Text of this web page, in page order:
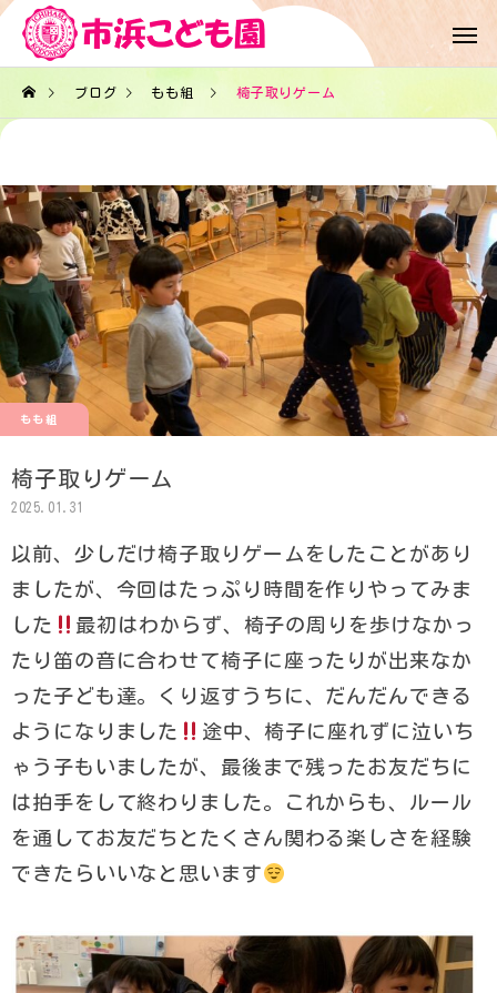
ブログ もも組 椅子取りゲーム
もも組
椅子取りゲーム
2025.01.31
以前、少しだけ椅子取りゲームをしたことがあり
ましたが、今回はたっぷり時間を作りやってみま
した
最初はわからず、椅子の周りを歩けなかっ
たり笛の音に合わせて椅子に座ったりが出来なか
った子ども達。くり返すうちに、だんだんできる
ようになりました
途中、椅子に座れずに泣いち
ゃう子もいましたが、最後まで残ったお友だちに
は拍手をして終わりました。これからも、ルール
を通してお友だちとたくさん関わる楽しさを経験
できたらいいなと思います